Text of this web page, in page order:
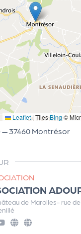
Leaflet| TilesBing©
37460 Montrésor
de Marolles- rue